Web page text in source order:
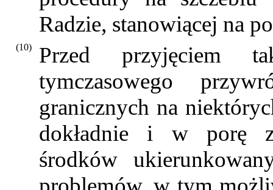
Radzie, stanowiącej na
(10)
Przed przyjęciem
tymczasowego
granicznych na
dokładnie i w porę
środków